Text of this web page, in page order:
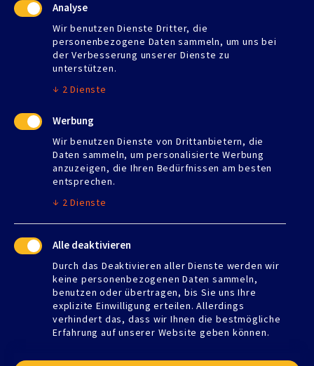
Öffnungszeiten
Donnerstag
Freitag
07:00–17:00
07:00–17:00
07:00–17:00
Geschlossen
Geschlossen
Nützliche Links
Gerüstbau
Trockeneisstrahlen
Fenster und Haustüren
Vollwärmeschutz
Denkmalschutz
Trockeneis Kaufen Mössingen
Kontakt
Analyse
Wir benutzen Dienste Dritter, die
personenbezogene Daten sammeln, um uns bei
der Verbesserung unserer Dienste zu
unterstützen.
↓ 2 Dienste
Werbung
Wir benutzen Dienste von Drittanbietern, die
Daten sammeln, um personalisierte Werbung
anzuzeigen, die Ihren Bedürfnissen am besten
entsprechen.
↓ 2 Dienste
Alle deaktivieren
Durch das Deaktivieren aller Dienste werden wir
keine personenbezogenen Daten sammeln,
benutzen oder übertragen, bis Sie uns Ihre
explizite Einwilligung erteilen. Allerdings
verhindert das, dass wir Ihnen die bestmögliche
Erfahrung auf unserer Website geben können.